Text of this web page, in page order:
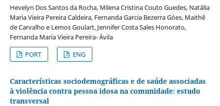
Hevelyn Dos Santos da Rocha, Milena Cristina Couto Guedes, Natália
Maria Vieira Pereira Caldeira, Fernanda Garcia Bezerra Góes, Maithê
de Carvalho e Lemos Goulart, Jennifer Costa Sales Honorato,
Fernanda Maria Vieira Pereira- Ávila
PORT
ENG
Características sociodemográficas e de saúde associadas
à violência contra pessoa idosa na comunidade: estudo
transversal